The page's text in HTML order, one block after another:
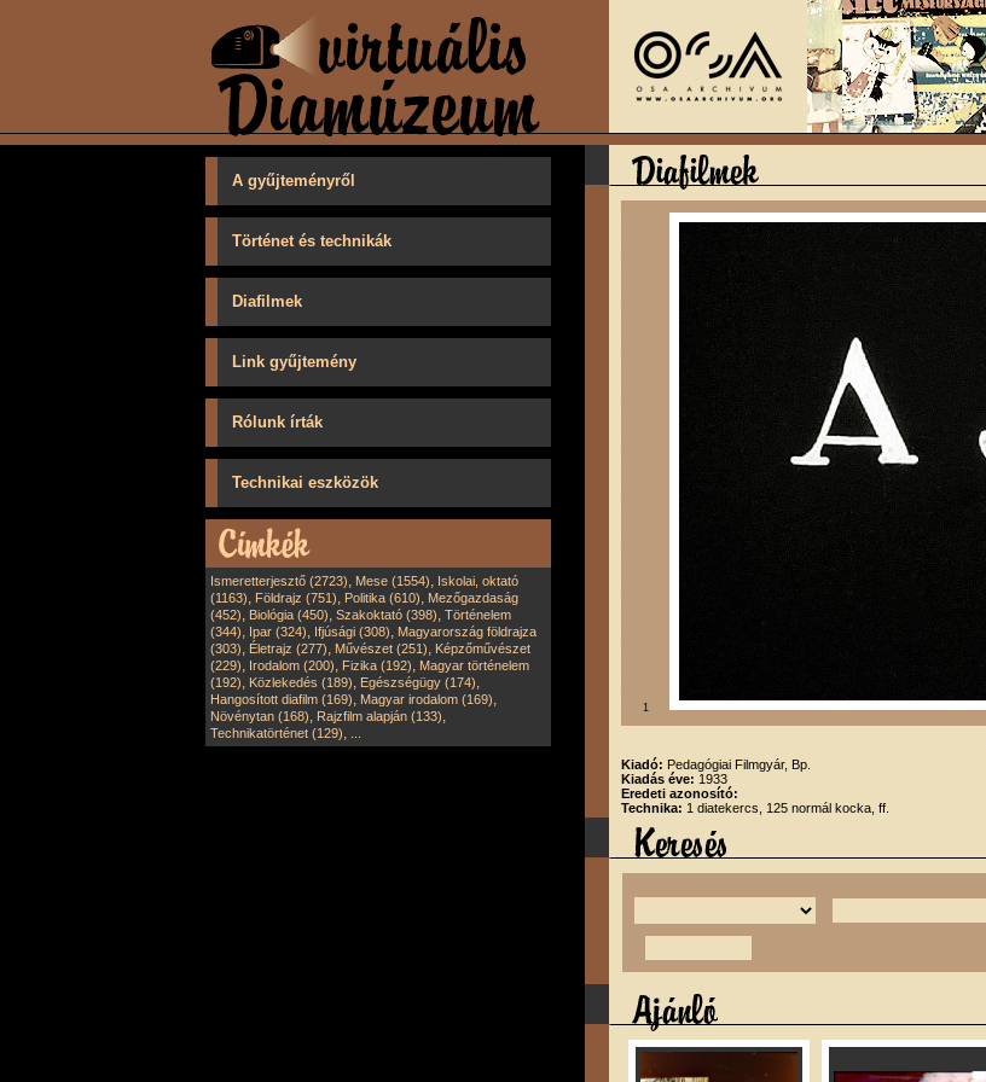
A gyűjteményről
Történet és technikák
Diafilmek
Link gyűjtemény
Rólunk írták
Technikai eszközök
Ismeretterjesztő (2723), Mese (1554), Iskolai, oktató
(1163), Földrajz (751), Politika (610), Mezőgazdaság
(452), Biológia (450), Szakoktató (398), Történelem
(344), Ipar (324), Ifjúsági (308), Magyarország földrajza
(303), Életrajz (277), Művészet (251), Képzőművészet
(229), Irodalom (200), Fizika (192), Magyar történelem
(192), Közlekedés (189), Egészségügy (174),
Hangosított diafilm (169), Magyar irodalom (169),
Növénytan (168), Rajzfilm alapján (133),
Technikatörténet (129),
1
Kiadó: Pedagógiai Filmgyár, Bp.
Kiadás éve: 1933
Eredeti azonosító:
Technika: 1 diatekercs, 125 normál kocka, ff.